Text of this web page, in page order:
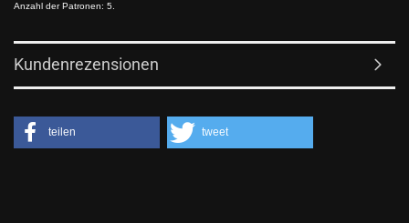
Anzahl der Patronen: 5.
Kundenrezensionen
teilen tweet